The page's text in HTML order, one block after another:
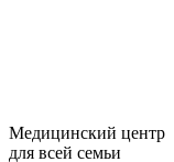
Медицинский центр
для всей семьи